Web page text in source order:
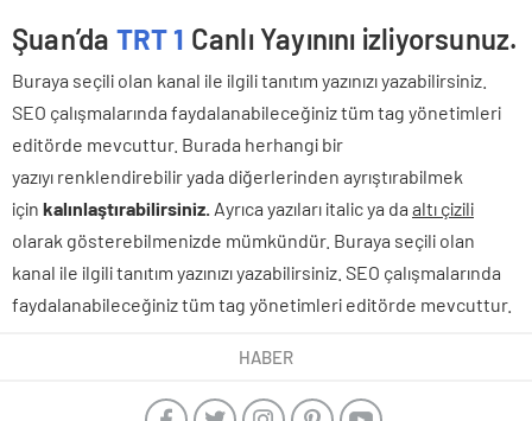
Şuan’da TRT 1 Canlı Yayınını izliyorsunuz.
Buraya seçili olan kanal ile ilgili tanıtım yazınızı yazabilirsiniz.
SEO çalışmalarında faydalanabileceğiniz tüm tag yönetimleri
editörde mevcuttur. Burada herhangi bir
yazıyı renklendirebilir yada diğerlerinden ayrıştırabilmek
için kalınlaştırabilirsiniz. Ayrıca yazıları italic ya da altı çizili
olarak gösterebilmenizde mümkündür. Buraya seçili olan
kanal ile ilgili tanıtım yazınızı yazabilirsiniz. SEO çalışmalarında
faydalanabileceğiniz tüm tag yönetimleri editörde mevcuttur.
HABER